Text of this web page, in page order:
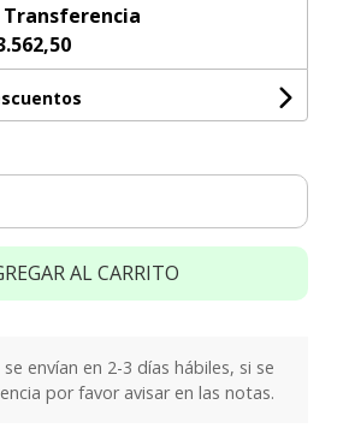
Transferencia
AL CARRITO
envían en 2-3 días hábiles, si se
por favor avisar en las notas.